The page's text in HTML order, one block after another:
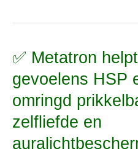
✅ Metatron
gevoelens HSP
omringd
zelfliefde en
✅
helpt
bij
angstige
gevoelens
HSP